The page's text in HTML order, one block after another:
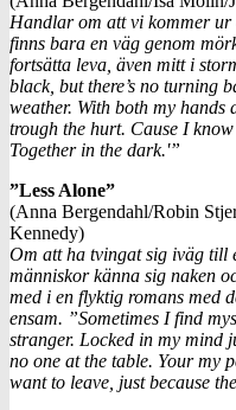
Handlar om att vi kommer
finns bara en väg genom
fortsätta leva, även mitt i
black, but there’s no turning
weather. With both my
trough the hurt. Cause I
Together in the dark.'”
”Less Alone”
(Anna Bergendahl/Robin
Kennedy)
Om att ha tvingat sig iväg till
människor känna sig naken
med i en flyktig romans med
ensam. ”Sometimes I find
stranger. Locked in my mind
no one at the table. Your my
want to leave, just because